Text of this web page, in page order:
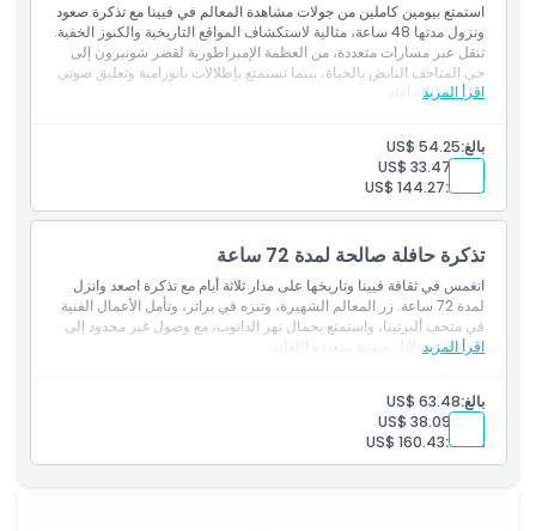
سياسة الإلغاء
استمتع بيومين كاملين من جولات مشاهدة المعالم في فيينا مع تذكرة صعود
ونزول مدتها 48 ساعة، مثالية لاستكشاف المواقع التاريخية والكنوز الخفية.
تنقل عبر مسارات متعددة، من العظمة الإمبراطورية لقصر شونبرون إلى
حي المتاحف النابض بالحياة، بينما تستمتع بإطلالات بانورامية وتعليق صوتي
على متن الحافلة.
اقرأ المزيد
بالغ:US$ 54.25
طفل:US$ 33.47
العائلة:US$ 144.27
تذكرة حافلة صالحة لمدة 72 ساعة
انغمس في ثقافة فيينا وتاريخها على مدار ثلاثة أيام مع تذكرة اصعد وانزل
لمدة 72 ساعة. زر المعالم الشهيرة، وتنزه في براتر، وتأمل الأعمال الفنية
في متحف ألبرتينا، واستمتع بجمال نهر الدانوب، مع وصول غير محدود إلى
الحافلات ودلائل صوتية متعددة اللغات.
اقرأ المزيد
بالغ:US$ 63.48
طفل: US$ 38.09
العائلة:US$ 160.43